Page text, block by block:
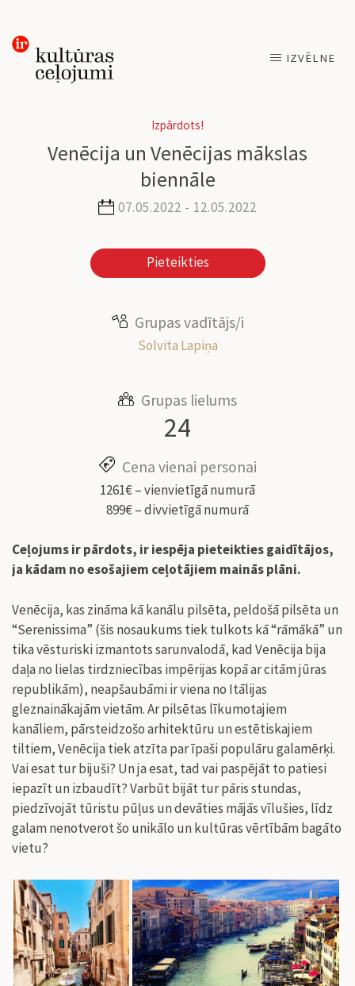
Skip
content
IZVĒLNE
Izpārdots!
Venēcija un Venēcijas mākslas
biennāle
07.05.2022 - 12.05.2022
Pieteikties
Grupas vadītājs/i
Solvita Lapiņa
Grupas lielums
24
Cena vienai personai
1261€ – vienvietīgā numurā
899€ – divvietīgā numurā
Ceļojums ir pārdots, ir iespēja pieteikties gaidītājos,
ja kādam no esošajiem ceļotājiem mainās plāni.
Venēcija, kas zināma kā kanālu pilsēta, peldošā pilsēta un
“Serenissima” (šis nosaukums tiek tulkots kā “rāmākā” un
tika vēsturiski izmantots sarunvalodā, kad Venēcija bija
daļa no lielas tirdzniecības impērijas kopā ar citām jūras
republikām), neapšaubāmi ir viena no Itālijas
gleznainākajām vietām. Ar pilsētas līkumotajiem
kanāliem, pārsteidzošo arhitektūru un estētiskajiem
tiltiem, Venēcija tiek atzīta par īpaši populāru galamērķi.
Vai esat tur bijuši? Un ja esat, tad vai paspējāt to patiesi
iepazīt un izbaudīt? Varbūt bijāt tur pāris stundas,
piedzīvojāt tūristu pūļus un devāties mājās vīlušies, līdz
galam nenotverot šo unikālo un kultūras vērtībām bagāto
vietu?